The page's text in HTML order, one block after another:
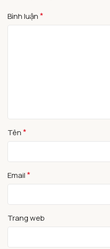
Bình luận*
Tên*
Email*
Trang web